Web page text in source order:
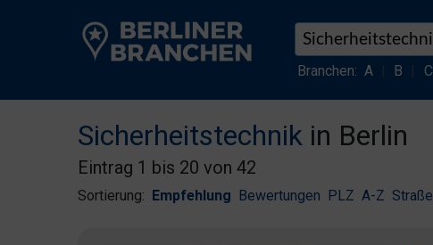
Branchen: A B C
Sicherheitstechnik in Berlin
Eintrag 1 bis 20 von 42
Sortierung: Empfehlung Bewertungen PLZ A-Z Straße